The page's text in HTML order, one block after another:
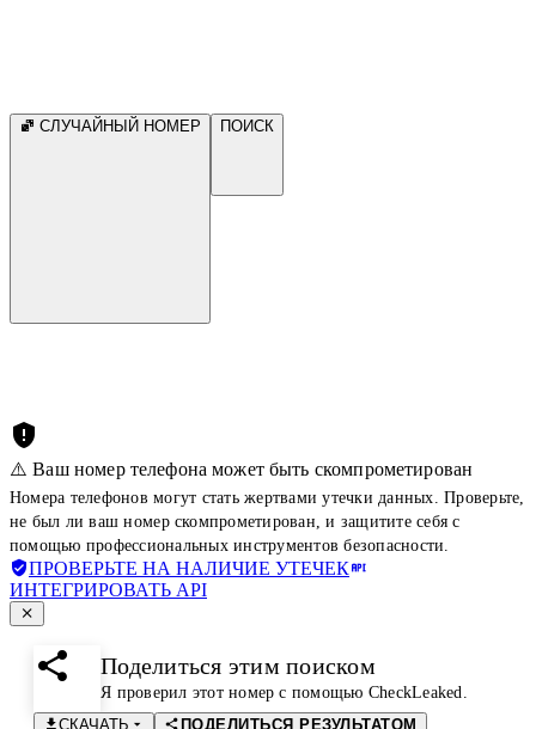
СЛУЧАЙНЫЙ НОМЕР ПОИСК
⚠️ Ваш номер телефона может быть скомпрометирован
Номера телефонов могут стать жертвами утечки данных. Проверьте,
не был ли ваш номер скомпрометирован, и защитите себя с
помощью профессиональных инструментов безопасности.
ПРОВЕРЬТЕ НА НАЛИЧИЕ УТЕЧЕК
ИНТЕГРИРОВАТЬ API
Поделиться этим поиском
Я проверил этот номер с помощью CheckLeaked.
СКАЧАТЬ
ПОДЕЛИТЬСЯ РЕЗУЛЬТАТОМ